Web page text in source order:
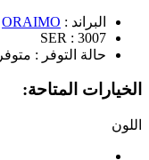
البراند : ORAIMO
SER : 3007
حالة التوفر : متوفر
الخيارات المتاحة:
اللون